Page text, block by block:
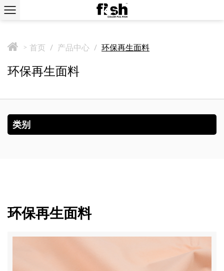
> 首页 / 产品中心 / 环保再生面料
环保再生面料
类别
环保再生面料